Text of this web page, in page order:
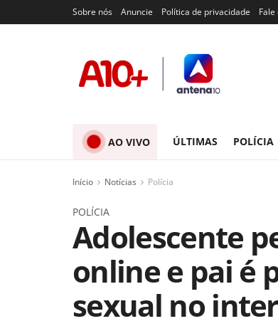
Sobre nós Anuncie Política de privacidade
AO VIVO ÚLTIMAS POLÍCIA
Início Notícias Polícia
POLÍCIA
Adolescente
online e pai é
sexual no